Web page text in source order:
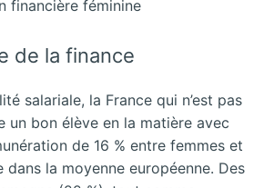
de la finance
salariale, la France qui n’est pas
un bon élève en la matière avec
de 16 % entre femmes et
dans la moyenne européenne. Des